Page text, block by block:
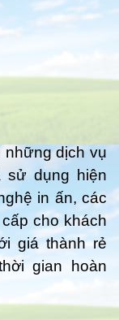
những dịch vụ
sử dụng hiện
in ấn, các
cho khách
giá thành rẻ
gian hoàn